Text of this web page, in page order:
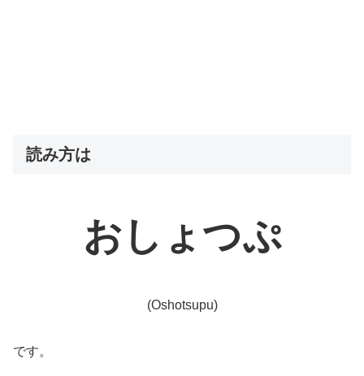
読み方は
おしょつぷ
(Oshotsupu)
です。